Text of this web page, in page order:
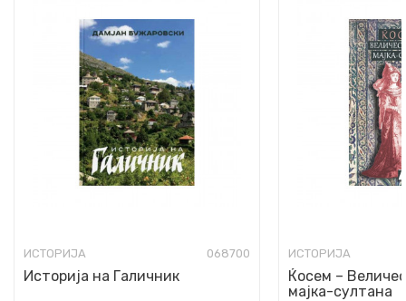
ИСТОРИЈА 068700
Историја на Галичник
ИСТОРИЈА
Ќосем –
мајка-султана